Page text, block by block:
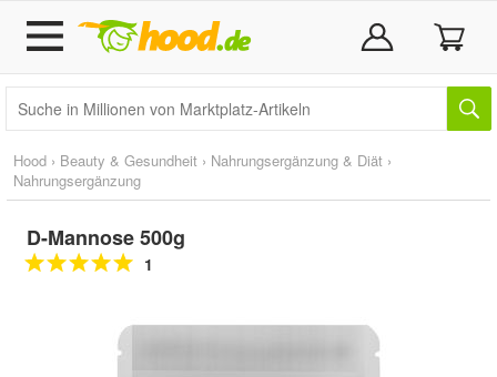
Hood › Beauty & Gesundheit › Nahrungsergänzung & Diät ›
Nahrungsergänzung
D-Mannose 500g
1